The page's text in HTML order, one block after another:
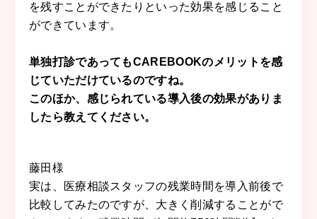
を残すことができたりといった効果を感じること
ができています。
単独打診であってもCAREBOOKのメリットを感
じていただけているのですね。
このほか、感じられている導入後の効果がありま
したら教えてください。
藤田 様
実は、医療相談スタッフの残業時間を導入前後で
比較してみたのですが、大きく削減することがで